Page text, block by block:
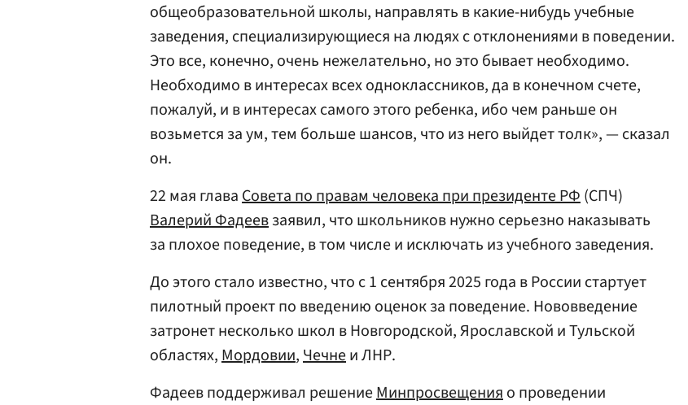
общеобразовательной школы, направлять в какие-нибудь учебные
заведения, специализирующиеся на людях с отклонениями в поведении.
Это все, конечно, очень нежелательно, но это бывает необходимо.
Необходимо в интересах всех одноклассников, да в конечном счете,
пожалуй, и в интересах самого этого ребенка, ибо чем раньше он
возьмется за ум, тем больше шансов, что из него выйдет толк», — сказал
он.
22 мая главаСовета по правам человека при президенте РФ(СПЧ)
Валерий Фадеевзаявил, что школьников нужно серьезно наказывать
за плохое поведение, в том числе и исключать из учебного заведения.
До этого стало известно, что с 1 сентября 2025 года в России стартует
пилотный проект по введению оценок за поведение. Нововведение
затронет несколько школ в Новгородской, Ярославской и Тульской
областях,Мордовии,Чечнеи ЛНР.
Фадеев поддерживал решениеМинпросвещенияо проведении